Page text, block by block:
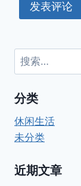
搜
索：
分类
休闲生活
未分类
近期文章